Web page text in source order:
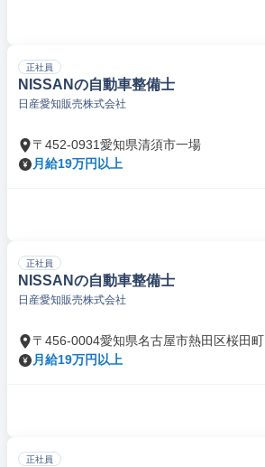
正社員
NISSANの自動車整備士
日産愛知販売株式会社
〒452-0931愛知県清須市一場
月給19万円以上
正社員
NISSANの自動車整備士
日産愛知販売株式会社
〒456-0004愛知県名古屋市熱田区桜田町
月給19万円以上
正社員